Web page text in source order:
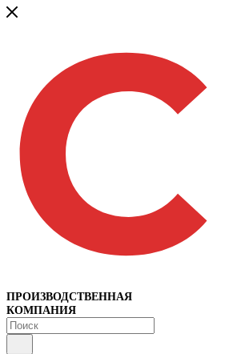
ПРОИЗВОДСТВЕННАЯ
КОМПАНИЯ